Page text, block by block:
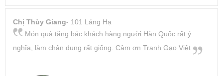
Chị Thùy Giang- 101 Láng Hạ
Món quà tặng bác khách hàng người Hàn Quốc rất ý
nghĩa, làm chân dung rất giống. Cảm ơn Tranh Gạo Việt